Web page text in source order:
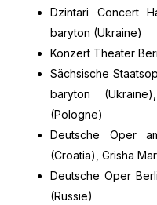
Dzintari Concert
baryton (Ukraine)
Konzert Theater
Sächsische
baryton
(Pologne)
Deutsche Oper
(Croatia), Grisha
Deutsche Oper
(Russie)